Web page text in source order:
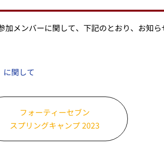
メンバーに関して、下記のとおり、お知ら
に関して
フォーティーセブン
スプリングキャンプ 2023